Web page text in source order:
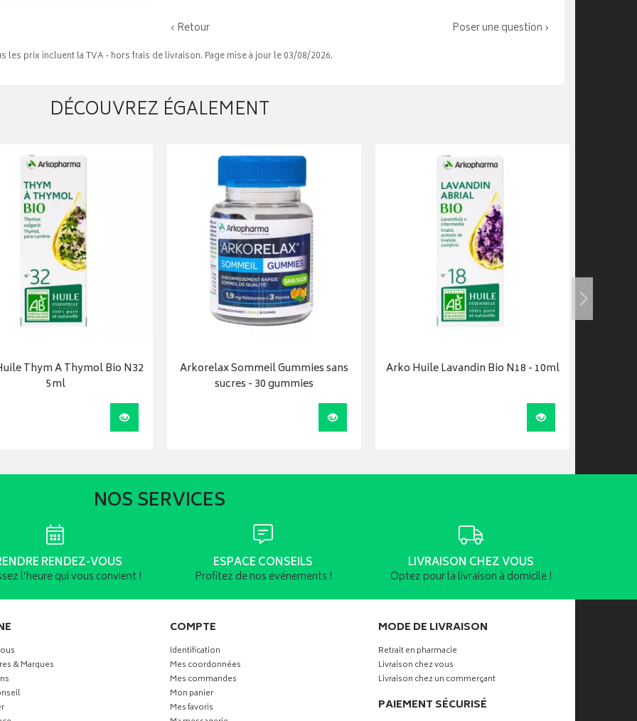
‹ Retour Poser une question ›
les prix incluent la TVA - hors frais de livraison. Page mise à jour le 03/08/2026.
DÉCOUVREZ ÉGALEMENT
Thym A Thymol Bio N32
5ml
Visualiser
Arkorelax Sommeil Gummies sans
sucres - 30 gummies
Visualiser
Arko Huile Lavandin Bio N18 - 10ml
Visualiser
NOS SERVICES
RENDEZ-VOUS
l’heure qui vous convient !
ESPACE CONSEILS
Profitez de nos événements !
LIVRAISON CHEZ VOUS
Optez pour la livraison à domicile !
& Marques
COMPTE
Identification
Mes coordonnées
Mes commandes
Mon panier
Mes favoris
MODE DE LIVRAISON
Retrait en pharmacie
Livraison chez vous
Livraison chez un commerçant
PAIEMENT SÉCURISÉ